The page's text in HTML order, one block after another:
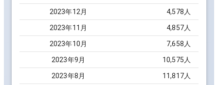
2023年12 月 4,578 人
2023年11 月 4,857人
2023年10 月 7,658 人
2023年9 月 10,575 人
2023年8 月 11,817人